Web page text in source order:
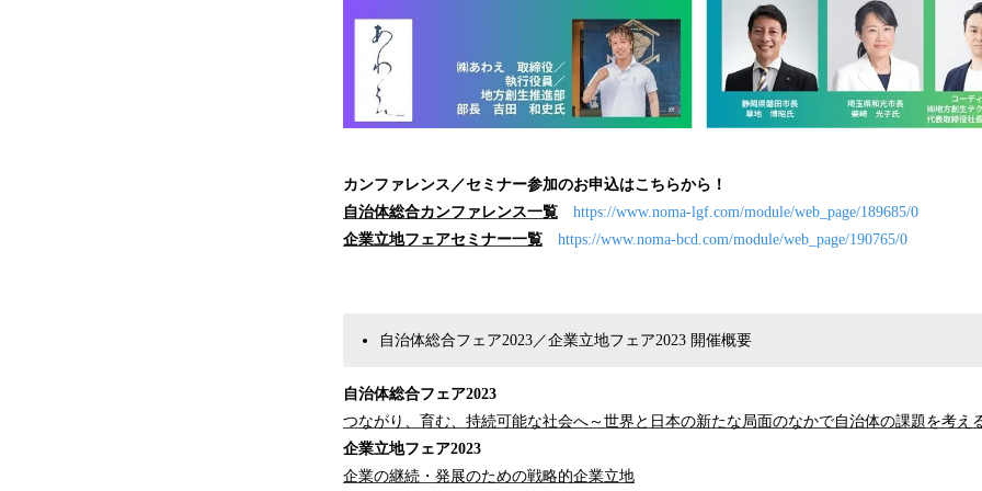
カンファレンス／セミナー参加のお申込はこちらから！
自治体総合カンファレンス一覧
https://www.noma-lgf.com/module/web_page/189685/0
企業立地フェアセミナー一覧
https://www.noma-bcd.com/module/web_page/190765/0
自治体総合フェア2023／企業立地フェア2023 開催概要
自治体総合フェア2023
つながり、育む、持続可能な社会へ～世界と日本の新たな局面のなかで自治体の課題を考え
企業立地フェア2023
企業の継続・発展のための戦略的企業立地